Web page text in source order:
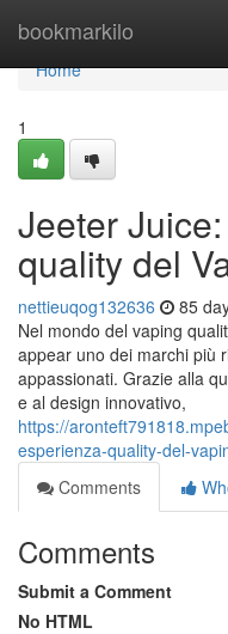
bookmarkilo
Home
Home
1
Jeeter
quality del
nettieuqog132636 85
Nel mondo del vaping
appear uno dei marchi più
appassionati. Grazie alla
e al design innovativo,
https://
esperienza-quality-del-
Comments
Comments
Submit a Comment
No HTML